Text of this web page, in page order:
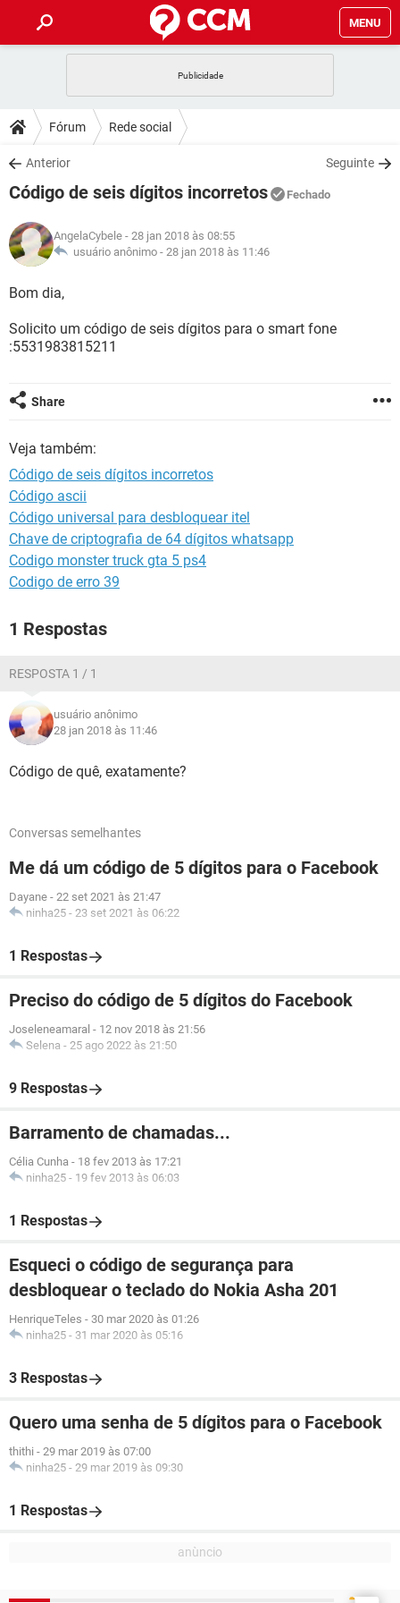
MENU
CELULAR
OUTLOOK
INSTAGRAM GMAIL
GUIA DE COMPRAS
DICAS
JOGOS
INSTAGRAM GMAIL
GUIA DE COMPRAS
DOWNLOADS
JOGOS WHATSAPP
CELULAR
OUTLOOK EXCEL
INSTAGRAM
FÓRUM
JOGOS WHATSAPP
CELULAR
OUTLOOK
INSTAGRAM GMAIL
GLOSSÁRIO
JOGOS
OUTLOOK
GUIA DE COMPRAS
Fórum Rede social
Anterior Seguinte
Código de seis dígitos incorretos Fechado
AngelaCybele - 28 jan 2018 às 08:55
usuário anônimo - 28 jan 2018 às 11:46
Bom dia,
Solicito um código de seis dígitos para o smart fone
:5531983815211
Share
Veja também:
Código de seis dígitos incorretos
Código ascii
Código universal para desbloquear itel
Chave de criptografia de 64 dígitos whatsapp
Codigo monster truck gta 5 ps4
Codigo de erro 39
1 Respostas
RESPOSTA 1 / 1
usuário anônimo
28 jan 2018 às 11:46
Código de quê, exatamente?
Conversas semelhantes
Me dá um código de 5 dígitos para o Facebook
Dayane - 22 set 2021 às 21:47
ninha25 - 23 set 2021 às 06:22
1 Respostas
Preciso do código de 5 dígitos do Facebook
Joseleneamaral - 12 nov 2018 às 21:56
Selena - 25 ago 2022 às 21:50
9 Respostas
Barramento de chamadas...
Célia Cunha - 18 fev 2013 às 17:21
ninha25 - 19 fev 2013 às 06:03
1 Respostas
Esqueci o código de segurança para
desbloquear o teclado do Nokia Asha 201
HenriqueTeles - 30 mar 2020 às 01:26
ninha25 - 31 mar 2020 às 05:16
3 Respostas
Quero uma senha de 5 dígitos para o Facebook
thithi - 29 mar 2019 às 07:00
ninha25 - 29 mar 2019 às 09:30
1 Respostas